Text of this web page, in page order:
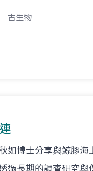
古生物
如博士分享與鯨豚
過長期的調查研究與